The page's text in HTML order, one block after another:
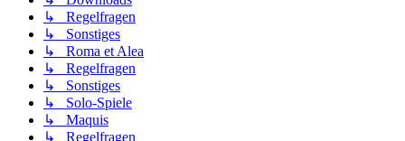
↳ Regelfragen
↳ Sonstiges
↳ Roma et Alea
↳ Regelfragen
↳ Sonstiges
↳ Solo-Spiele
↳ Maquis
↳ Regelfragen